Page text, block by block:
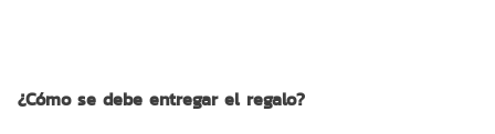
¿Cómo se debe entregar el regalo?